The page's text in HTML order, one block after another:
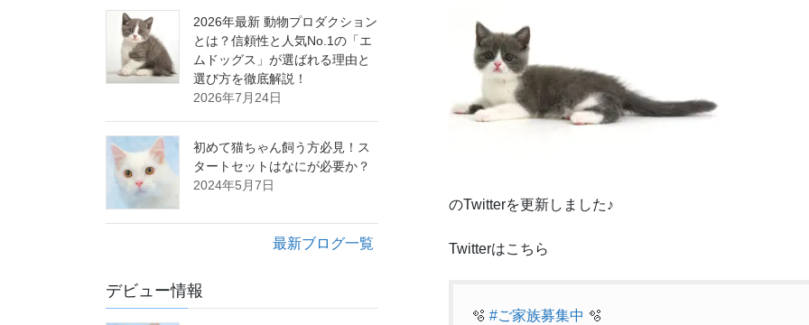
のTwitterを更新しました♪
Twitterはこちら
🫧 #ご家族募集中 🫧
2026年最新 動物プロダクション
とは？信頼性と人気No.1の「エ
ムドッグス」が選ばれる理由と
選び方を徹底解説！
2026年7月24日
初めて猫ちゃん飼う方必見！ス
タートセットはなにが必要か？
2024年5月7日
最新ブログ一覧
デビュー情報